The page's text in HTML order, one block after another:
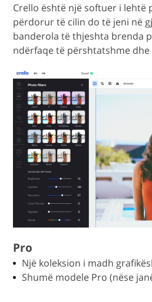
Crello është një softuer i lehtë
përdorur të cilin do të jeni në
banderola të thjeshta brenda
ndërfaqe të përshtatshme
Pro
Një koleksion i madh
Shumë modele Pro (nëse